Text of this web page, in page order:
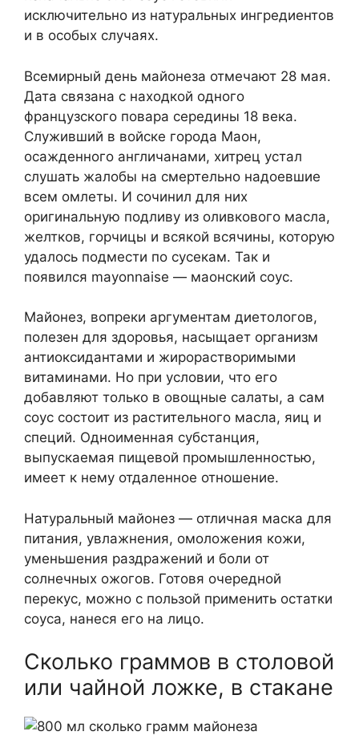
исключительно из натуральных ингредиентов
и в особых случаях.
Всемирный день майонеза отмечают 28 мая.
Дата связана с находкой одного
французского повара середины 18 века.
Служивший в войске города Маон,
осажденного англичанами, хитрец устал
слушать жалобы на смертельно надоевшие
всем омлеты. И сочинил для них
оригинальную подливу из оливкового масла,
желтков, горчицы и всякой всячины, которую
удалось подмести по сусекам. Так и
появился mayonnaise — маонский соус.
Майонез, вопреки аргументам диетологов,
полезен для здоровья, насыщает организм
антиоксидантами и жирорастворимыми
витаминами. Но при условии, что его
добавляют только в овощные салаты, а сам
соус состоит из растительного масла, яиц и
специй. Одноименная субстанция,
выпускаемая пищевой промышленностью,
имеет к нему отдаленное отношение.
Натуральный майонез — отличная маска для
питания, увлажнения, омоложения кожи,
уменьшения раздражений и боли от
солнечных ожогов. Готовя очередной
перекус, можно с пользой применить остатки
соуса, нанеся его на лицо.
Сколько граммов в столовой
или чайной ложке, в стакане